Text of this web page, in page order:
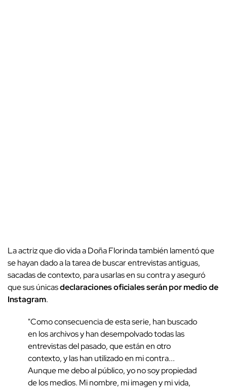
La actriz que dio vida a Doña Florinda también lamentó que
se hayan dado a la tarea de buscar entrevistas antiguas,
sacadas de contexto, para usarlas en su contra y aseguró
que sus únicasdeclaraciones oficiales serán por medio de
Instagram.
"Como consecuencia de esta serie, han buscado
en los archivos y han desempolvado todas las
entrevistas del pasado, que están en otro
contexto, y las han utilizado en mi contra...
Aunque me debo al público, yo no soy propiedad
de los medios. Mi nombre, mi imagen y mi vida,